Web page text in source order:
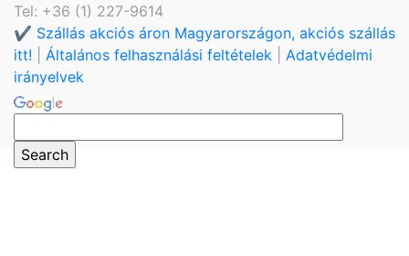
Tel: +36 (1) 227-9614
✔️ Szállás akciós áron Magyarországon, akciós szállás
itt!
Általános felhasználási feltételek
Adatvédelmi
irányelvek